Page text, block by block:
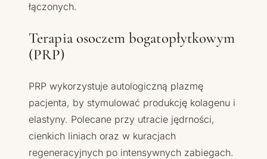
łączonych.
Terapia osoczem bogatopłytkowym
(PRP)
PRP wykorzystuje autologiczną plazmę
pacjenta, by stymulować produkcję kolagenu i
elastyny. Polecane przy utracie jędrności,
cienkich liniach oraz w kuracjach
regeneracyjnych po intensywnych zabiegach.